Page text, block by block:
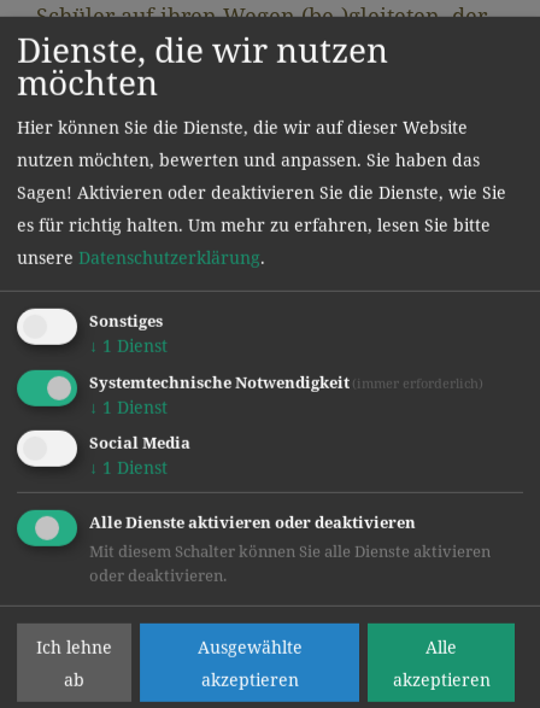
Schüler auf ihren Wegen (be-)gleiteten, der
Direktion
, die diese Tage ermöglichte, und
allenKolleg:innen
bei den Einkehrtagen fungierten.
Text und Bilder: Florian Schneider, MA
zurück
Dienste, die wir nutzen
möchten
Hier können Sie die Dienste, die wir auf dieser Website
nutzen möchten, bewerten und anpassen. Sie haben das
Sagen! Aktivieren oder deaktivieren Sie die Dienste, wie Sie
es für richtig halten. Um mehr zu erfahren, lesen Sie bitte
unsere Datenschutzerklärung.
Sonstiges
↓ 1 Dienst
Systemtechnische Notwendigkeit (immer erforderlich)
↓ 1 Dienst
Social Media
↓ 1 Dienst
Alle Dienste aktivieren oder deaktivieren
Mit diesem Schalter können Sie alle Dienste aktivieren
oder deaktivieren.
Ich lehne
ab
Ausgewählte
akzeptieren
Alle
akzeptieren